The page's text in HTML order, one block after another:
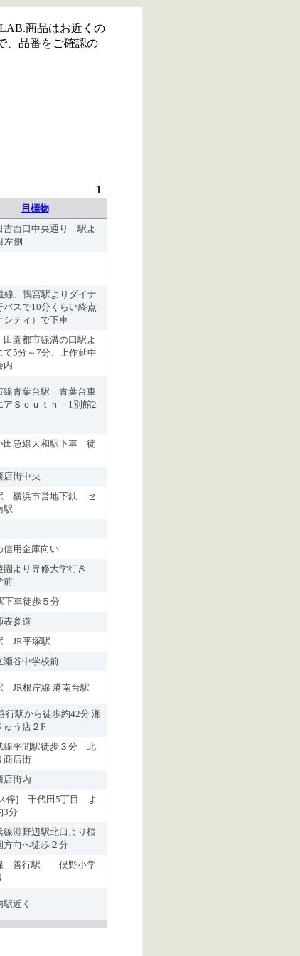
商品はお近くの
、品番をご確認の
1
目標物
吉西口中央通り 駅よ
左側
線、鴨宮駅よりダイナ
バスで10分くらい終点
シティ）で下車
田園都市線溝の口駅よ
て5分～7分、上作延中
内
線青葉台駅 青葉台東
アＳｏｕｔｈ－1別館2
田急線大和駅下車 徒
店街中央
横浜市営地下鉄 セ
駅
信用金庫向い
園より専修大学行き
前
下車徒歩５分
表参道
JR平塚駅
瀬谷中学校前
JR根岸線 港南台駅
行駅から徒歩約42分 湘
ゅう店２F
線平間駅徒歩３分 北
商店街
店街内
停] 千代田5丁目 よ
3分
線淵野辺駅北口より桜
方向へ徒歩２分
善行駅 俣野小学
駅近く